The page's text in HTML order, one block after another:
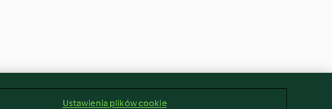
Ustawienia plików cookie